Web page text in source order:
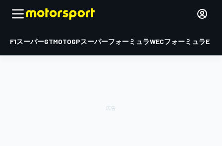
F1スーパーGTMOTOGPスーパーフォーミュラWECフォーミュラE